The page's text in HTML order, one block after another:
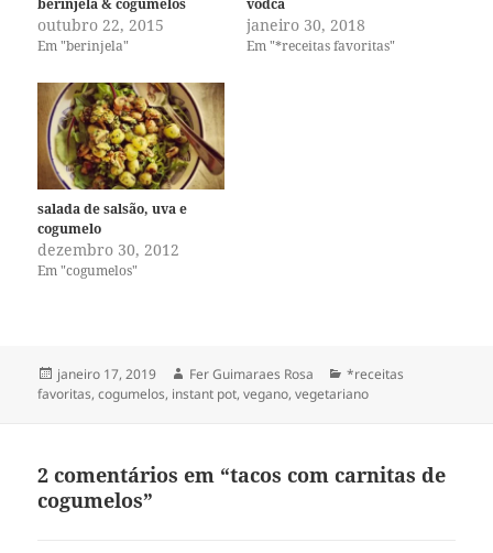
berinjela & cogumelos
outubro 22, 2015
Em "berinjela"
vodca
janeiro 30, 2018
Em "*receitas favoritas"
salada de salsão, uva e
cogumelo
dezembro 30, 2012
Em "cogumelos"
Publicado
em
janeiro 17, 2019 Autor
Fer Guimaraes Rosa Categorias
*receitas
favoritas,cogumelos, instant pot,vegano,vegetariano
2 comentários em “tacos com carnitas de
cogumelos”